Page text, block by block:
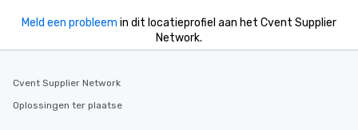
Meld een probleem in dit locatieprofiel aan het Cvent Supplier
Network.
Cvent Supplier Network
Oplossingen ter plaatse